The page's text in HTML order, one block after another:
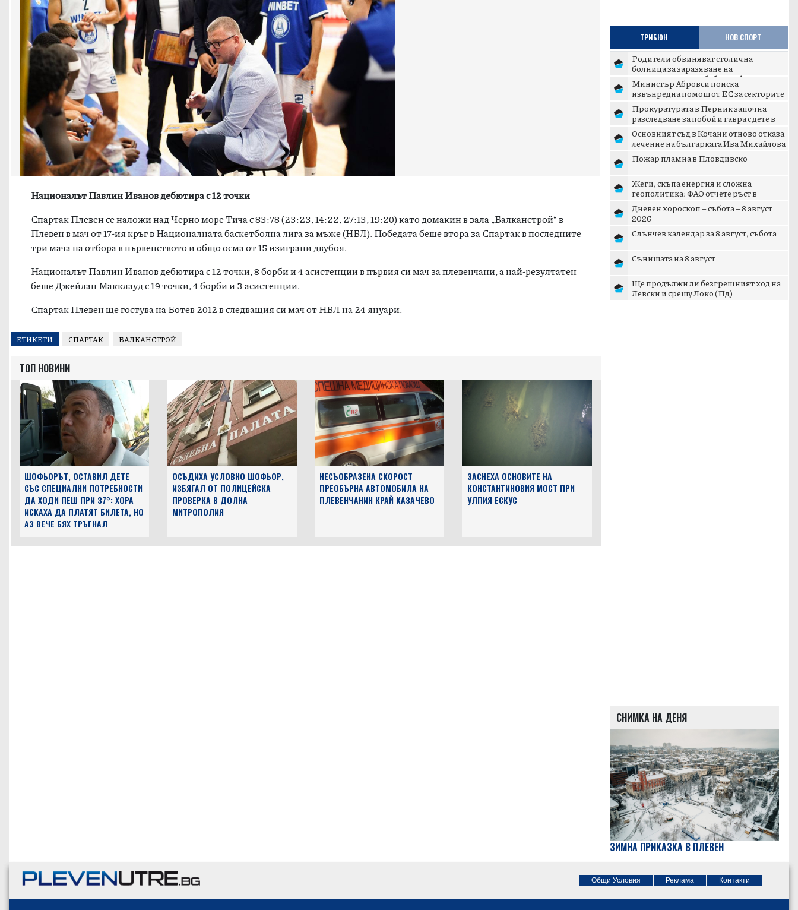
Националът Павлин Иванов дебютира с 12 точки
СпартакПлевенсе наложи над Черно море Тича с 83:78 (23:23, 14:22, 27:13, 19:20) като домакин в зала „Балканстрой“ в
Плевенв мач от 17-ия кръг в Националната баскетболна лига за мъже (НБЛ). Победата беше втора за Спартак в последните
три мача на отбора в първенството и общо осма от 15 изиграни двубоя.
Националът Павлин Иванов дебютира с 12 точки, 8 борби и 4 асистенции в първия си мач за плевенчани, а най-резултатен
беше Джейлан Макклауд с 19 точки, 4 борби и 3 асистенции.
СпартакПлевенще гостува на Ботев 2012 в следващия си мач от НБЛ на 24 януари.
ЕТИКЕТИ СПАРТАК БАЛКАНСТРОЙ
ТОП НОВИНИ
ШОФЬОРЪТ, ОСТАВИЛ ДЕТЕ
СЪС СПЕЦИАЛНИ ПОТРЕБНОСТИ
ДА ХОДИ ПЕШ ПРИ 37°: ХОРА
ИСКАХА ДА ПЛАТЯТ БИЛЕТА, НО
АЗ ВЕЧЕ БЯХ ТРЪГНАЛ
ОСЪДИХА УСЛОВНО ШОФЬОР,
ИЗБЯГАЛ ОТ ПОЛИЦЕЙСКА
ПРОВЕРКА В ДОЛНА
МИТРОПОЛИЯ
НЕСЪОБРАЗЕНА СКОРОСТ
ПРЕОБЪРНА АВТОМОБИЛА НА
ПЛЕВЕНЧАНИН КРАЙ КАЗАЧЕВО
ЗАСНЕХА ОСНОВИТЕ НА
КОНСТАНТИНОВИЯ МОСТ ПРИ
УЛПИЯ ЕСКУС
ТРИБЮН НОВ СПОРТ
Родители обвиняват столична
болница за заразяване на
новороденото им бебе с инфекция
Министър Абровси поиска
извънредна помощ от ЕС за секторите
млекопроизводство и свиневъдст...
Прокуратурата в Перник започна
разследване за побой и гавра с дете в
Радомир
Основният съд в Кочани отново отказа
лечение на българката Ива Михайлова
Пожар пламна в Пловдивско
Жеги, скъпа енергия и сложна
геополитика: ФАО отчете ръст в
световните цени на храните
Дневен хороскоп – събота – 8 август
2026
Слънчев календар за 8 август, събота
Сънищата на 8 август
Ще продължи ли безгрешният ход на
Левски и срещу Локо (Пд)
СНИМКА НА ДЕНЯ
ЗИМНА ПРИКАЗКА В ПЛЕВЕН
Общи Условия Реклама Контакти